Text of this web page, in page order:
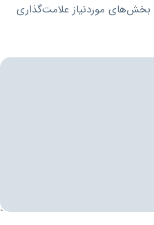
بخش‌های موردنیاز علامت‌گذاری